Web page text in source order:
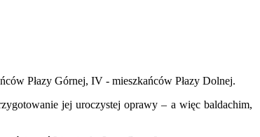
Płazy Górnej, IV - mieszkańców Płazy Dolnej.
jej uroczystej oprawy – a więc baldachim,